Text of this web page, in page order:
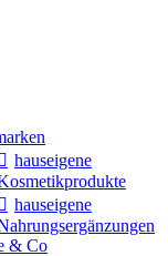
hauseigene
hauseigene
& Co